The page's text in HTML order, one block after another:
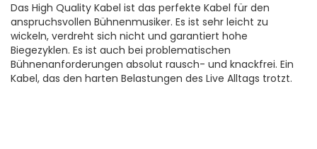
Das High Quality Kabel ist das perfekte Kabel für den
anspruchsvollen Bühnenmusiker. Es ist sehr leicht zu
wickeln, verdreht sich nicht und garantiert hohe
Biegezyklen. Es ist auch bei problematischen
Bühnenanforderungen absolut rausch- und knackfrei. Ein
Kabel, das den harten Belastungen des Live Alltags trotzt.